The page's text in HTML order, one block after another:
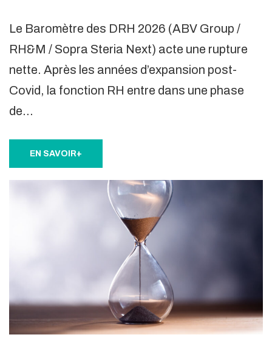
Le Baromètre des DRH 2026 (ABV Group /
RH&M / Sopra Steria Next) acte une rupture
nette. Après les années d’expansion post-
Covid, la fonction RH entre dans une phase
de…
EN SAVOIR+